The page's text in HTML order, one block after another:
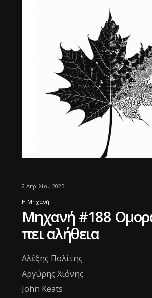
2 Απριλίου 2025
Η Μηχανή
Μηχανή #188
πει αλήθεια
Αλέξης Πολίτης
Αργύρης Χιόνης
John Keats